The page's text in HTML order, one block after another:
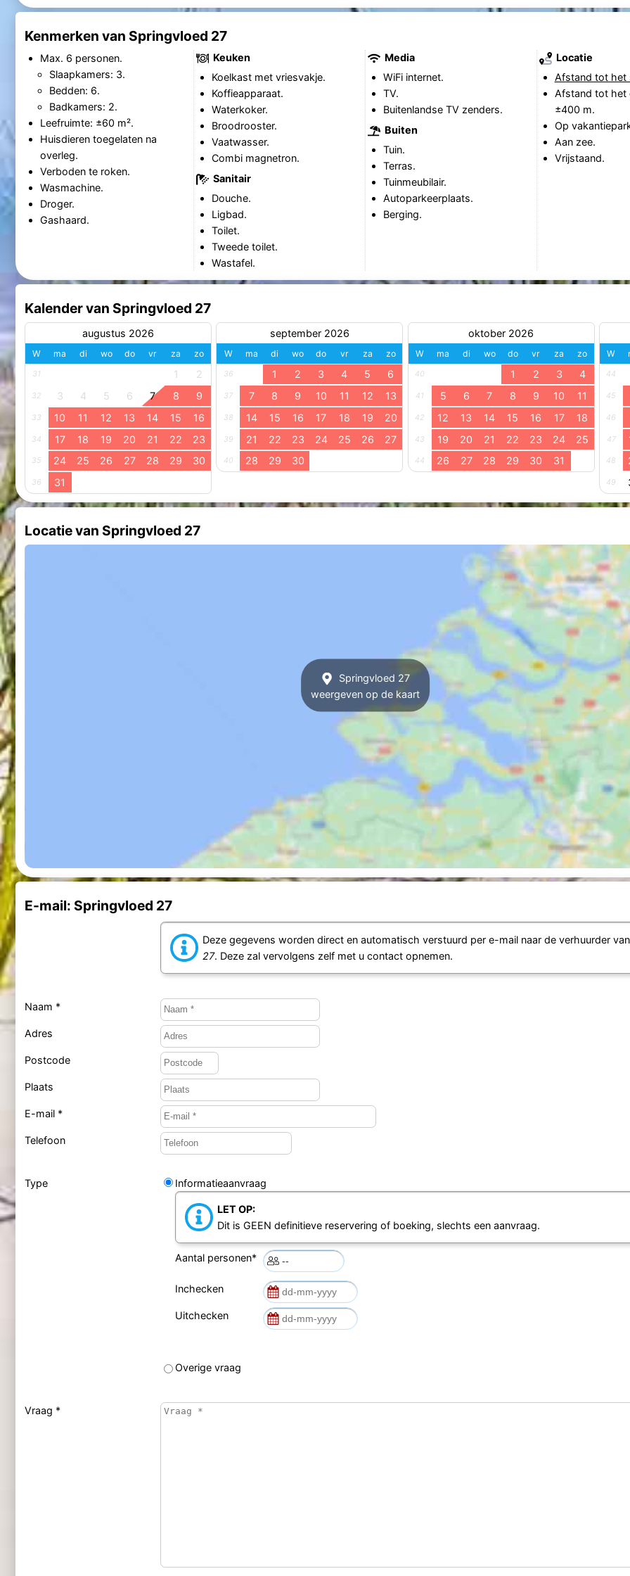
Kenmerken van Springvloed 27
Max. 6 personen.
Slaapkamers: 3.
Bedden: 6.
Badkamers: 2.
Leefruimte: ±60 m².
Huisdieren toegelaten na
overleg.
Verboden te roken.
Wasmachine.
Droger.
Gashaard.
Keuken
Koelkast met vriesvakje.
Koffieapparaat.
Waterkoker.
Broodrooster.
Vaatwasser.
Combi magnetron.
Sanitair
Douche.
Ligbad.
Toilet.
Tweede toilet.
Wastafel.
Media
WiFi internet.
TV.
Buitenlandse TV zenders.
Buiten
Tuin.
Terras.
Tuinmeubilair.
Autoparkeerplaats.
Berging.
Locatie
Afstand tot het
Afstand tot het
±400 m.
Op
Aan zee.
Vrijstaand.
Kalender van Springvloed 27
augustus 2026
W ma di wo do vr za zo
31 1 2
32 3 4 5 6 7 8 9
33 10 11 12 13 14 15 16
34 17 18 19 20 21 22 23
35 24 25 26 27 28 29 30
36 31
september 2026
W ma di wo do vr za zo
36 1 2 3 4 5 6
37 7 8 9 10 11 12 13
38 14 15 16 17 18 19 20
39 21 22 23 24 25 26 27
40 28 29 30
oktober 2026
W ma di wo do vr za zo
40 1 2 3 4
41 5 6 7 8 9 10 11
42 12 13 14 15 16 17 18
43 19 20 21 22 23 24 25
44 26 27 28 29 30 31
W
44
45
46
47
48
49
Locatie van Springvloed 27
Springvloed 27
weergeven op de kaart
E-mail: Springvloed 27
Deze gegevens worden direct en automatisch verstuurd per e-mail naar de verhuurder van
27. Deze zal vervolgens zelf met u contact opnemen.
Naam *
Adres
Postcode
Plaats
E-mail *
Telefoon
Type Informatieaanvraag
LET OP:
Dit is GEEN definitieve reservering of boeking, slechts een aanvraag.
Aantal personen*
Inchecken
Uitchecken
Overige vraag
Vraag *